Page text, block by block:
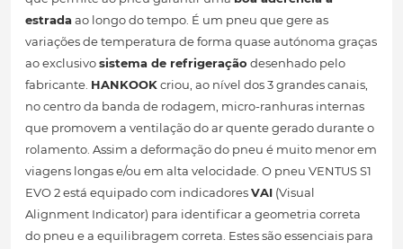
estradaao longo do tempo. É um pneu que gere as
variações de temperatura de forma quase autónoma graças
ao exclusivosistema de refrigeração desenhado pelo
fabricante. HANKOOKcriou, ao nível dos 3 grandes canais,
no centro da banda de rodagem, micro-ranhuras internas
que promovem a ventilação do ar quente gerado durante o
rolamento. Assim a deformação do pneu é muito menor em
viagens longas e/ou em alta velocidade. O pneu VENTUS S1
EVO 2 está equipado com indicadoresVAI (Visual
Alignment Indicator) para identificar a geometria correta
do pneu e a equilibragem correta. Estes são essenciais para